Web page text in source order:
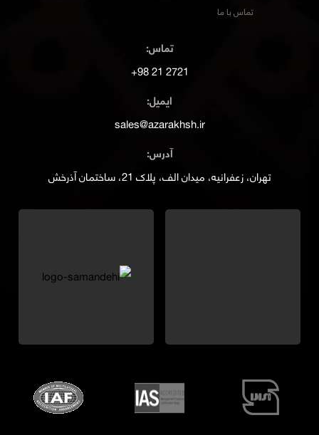
تماس با ما
تماس:
2721 21 98+
ایمیل:
sales@azarakhsh.ir
آدرس:
تهران، زعفرانیه، میدان الف، پلاک 21، ساختمان آذرخش